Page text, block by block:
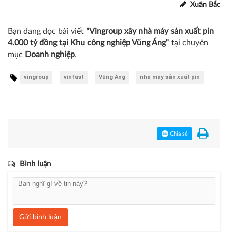
Xuân Bắc
Bạn đang đọc bài viết "Vingroup xây nhà máy sản xuất pin
4.000 tỷ đồng tại Khu công nghiệp Vũng Áng" tại chuyên
mục Doanh nghiệp.
vingroup vinfast Vũng Áng nhà máy sản xuất pin
Chia sẻ
Bình luận
Gửi bình luận